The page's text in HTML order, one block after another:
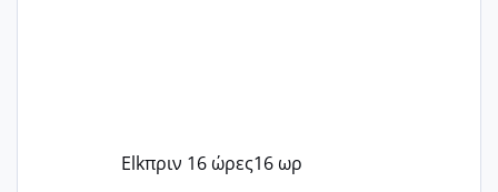
Elkπριν 16 ώρες16 ωρ